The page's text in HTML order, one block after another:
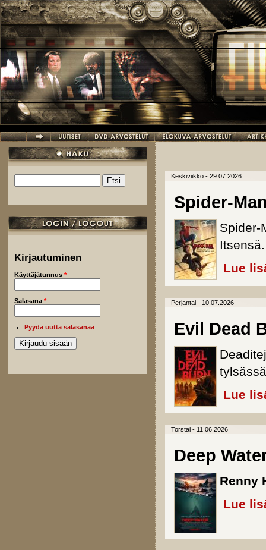
Hyppää pääsisältöön
Hakulomake
Kirjautuminen
Käyttäjätunnus *
Salasana *
Pyydä uutta salasanaa
Keskiviikko - 29.07.2026
Spider-
Spider-
Itsensä.
Lue
Perjantai - 10.07.2026
Evil Dead
Lue
Torstai - 11.06.2026
Deep
Renny
Lue